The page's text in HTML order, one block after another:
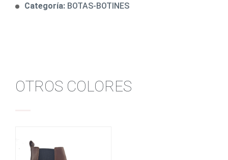
Categoría: BOTAS-BOTINES
OTROS COLORES